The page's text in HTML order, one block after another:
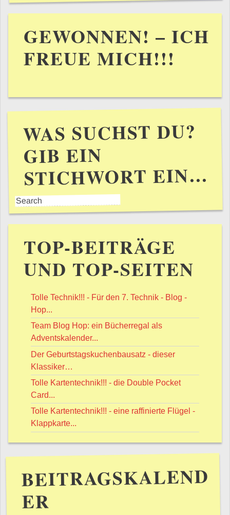
GEWONNEN! – ICH
FREUE MICH!!!
WAS SUCHST DU?
GIB EIN
STICHWORT EIN…
TOP-BEITRÄGE
UND TOP-SEITEN
Tolle Technik!!! - Für den 7. Technik - Blog -
Hop...
Team Blog Hop: ein Bücherregal als
Adventskalender...
Der Geburtstagskuchenbausatz - dieser
Klassiker…
Tolle Kartentechnik!!! - die Double Pocket
Card...
Tolle Kartentechnik!!! - eine raffinierte Flügel -
Klappkarte...
BEITRAGSKALEND
ER